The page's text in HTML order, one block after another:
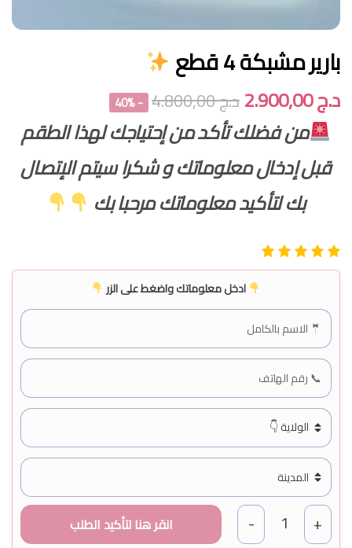
بارير مشبكة 4 قطع
د.ج2.900,00 د.ج4.800,00
- 40%
من فضلك تأكد من إحتياجك لهذا الطقم
قبل إدخال معلوماتك و شكرا سيتم الإتصال
بك لتأكيد معلوماتك مرحبا بك
ادخل معلوماتك واضغط على الزر
+
1
-